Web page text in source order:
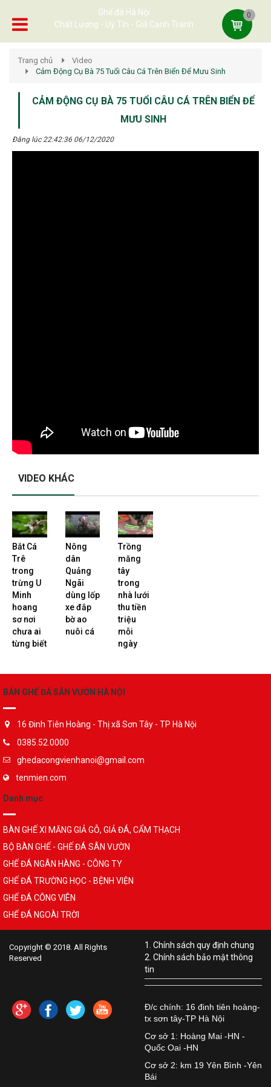
Ghế đá Hà Nội
Chất Lượng - Uy Tín - Giá Cạnh Tranh
0
Trang chủ
Video
Cảm Động Cụ Bà 75 Tuổi Câu Cá Trên Biển Để Mưu Sinh
CẢM ĐỘNG CỤ BÀ 75 TUỔI CÂU CÁ TRÊN BIỂN ĐỂ
MƯU SINH
Đăng lúc 22:42:36 06/12/2020
VIDEO KHÁC
Bắt Cá
Trê
trong
trừng U
Minh
hoang
sơ nơi
chưa ai
từng biết
Nông
dân
Quảng
Ngãi
dùng lốp
xe đắp
bờ ao
nuôi cá
Trồng
măng
tây
trong
nhà lưới
thu tiền
triệu
mỗi
ngày
BÀN GHẾ ĐÁ SÂN VƯỜN HÀ NỘI
16 Đinh Tiên Hoàng - Thị xã Sơn Tây - TP Hà Nội
0385.52.0000
ghedacongvienhanoi@gmail.com
tenmien.com
Danh mục
BÀN GHẾ XI MĂNG GIẢ GỖ, GIẢ ĐÁ, CẨM THẠCH
BỘ BÀN GHẾ - GHẾ ĐÁ SÂN VƯỜN
GHẾ ĐÁ NGÂN HÀNG - CÔNG TY
GHẾ ĐÁ TRƯỜNG HỌC - BỆNH VIỆN
GHẾ ĐÁ CÔNG VIÊN
GHẾ ĐÁ NGOÀI TRỜI
Copyright © 2018. All Rights
Reserved
1. Chính sách quy định chung
2. Chính sách bảo mật thông
tin
Đ/c chính: 16 đinh tiên hoàng-
tx sơn tây-TP Hà Nội
Cơ sở 1: Hoàng Mai -HN -
Quốc Oai -HN
Cơ sở 2: km 19 Yên Bình -Yên
Bái